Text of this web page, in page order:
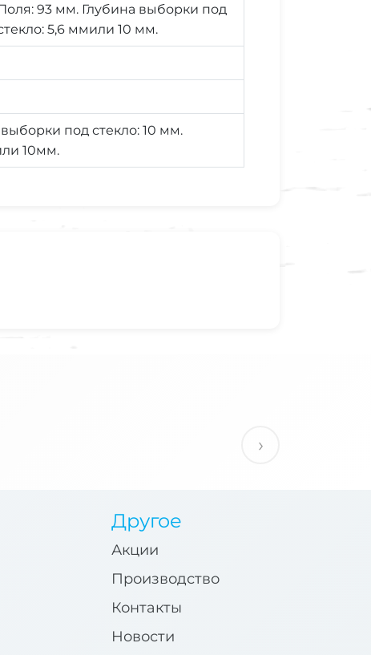
93 мм. Глубина выборки под
5,6 ммили 10 мм.
под стекло: 10 мм.
10мм.
›
Другое
Акции
Производство
Контакты
Новости